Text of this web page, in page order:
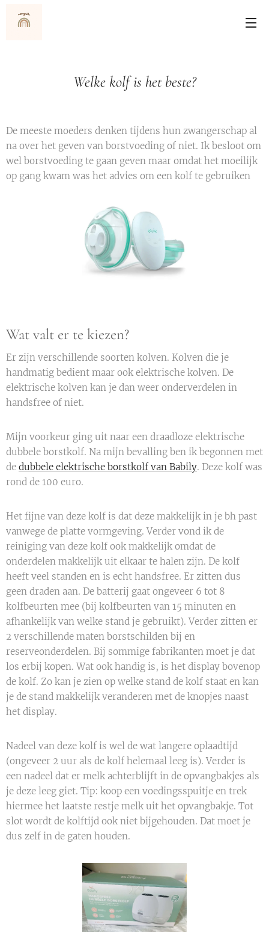
Welke kolf is het beste?
De meeste moeders denken tijdens hun zwangerschap al
na over het geven van borstvoeding of niet. Ik besloot om
wel borstvoeding te gaan geven maar omdat het moeilijk
op gang kwam was het advies om een kolf te gebruiken
Wat valt er te kiezen?
Er zijn verschillende soorten kolven. Kolven die je
handmatig bedient maar ook elektrische kolven. De
elektrische kolven kan je dan weer onderverdelen in
handsfree of niet.
Mijn voorkeur ging uit naar een draadloze elektrische
dubbele borstkolf. Na mijn bevalling ben ik begonnen met
de dubbele elektrische borstkolf van Babily. Deze kolf was
rond de 100 euro.
Het fijne van deze kolf is dat deze makkelijk in je bh past
vanwege de platte vormgeving. Verder vond ik de
reiniging van deze kolf ook makkelijk omdat de
onderdelen makkelijk uit elkaar te halen zijn. De kolf
heeft veel standen en is echt handsfree. Er zitten dus
geen draden aan. De batterij gaat ongeveer 6 tot 8
kolfbeurten mee (bij kolfbeurten van 15 minuten en
afhankelijk van welke stand je gebruikt). Verder zitten er
2 verschillende maten borstschilden bij en
reserveonderdelen. Bij sommige fabrikanten moet je dat
los erbij kopen. Wat ook handig is, is het display bovenop
de kolf. Zo kan je zien op welke stand de kolf staat en kan
je de stand makkelijk veranderen met de knopjes naast
het display.
Nadeel van deze kolf is wel de wat langere oplaadtijd
(ongeveer 2 uur als de kolf helemaal leeg is). Verder is
een nadeel dat er melk achterblijft in de opvangbakjes als
je deze leeg giet. Tip: koop een voedingsspuitje en trek
hiermee het laatste restje melk uit het opvangbakje. Tot
slot wordt de kolftijd ook niet bijgehouden. Dat moet je
dus zelf in de gaten houden.